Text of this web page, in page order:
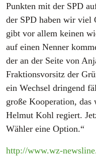
Punkten mit der SPD
der SPD haben wir viel
gibt vor allem keinen
auf einen Nenner
der an der Seite von
Fraktionsvorsitz der
ein Wechsel dringend
große Kooperation, das
Helmut Kohl regiert.
Wähler eine Option.“
http://www.wz-